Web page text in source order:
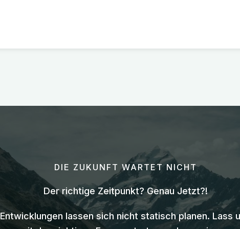
DIE ZUKUNFT WARTET NICHT
Der richtige Zeitpunkt? Genau Jetzt?!
Entwicklungen lassen sich nicht statisch planen. Lass